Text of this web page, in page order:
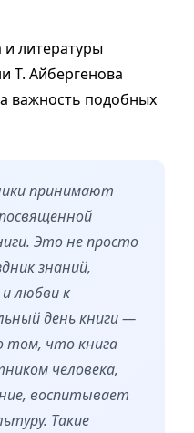
и литературы
Т. Айбергенова
важность подобных
принимают
Это не просто
знаний,
любви к
день книги —
том, что книга
человека,
воспитывает
Такие